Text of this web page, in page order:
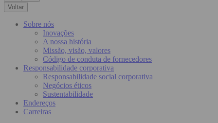
Voltar
Sobre nós
Inovações
A nossa história
Missão, visão, valores
Código de conduta de fornecedores
Responsabilidade corporativa
Responsabilidade social corporativa
Negócios éticos
Sustentabilidade
Endereços
Carreiras